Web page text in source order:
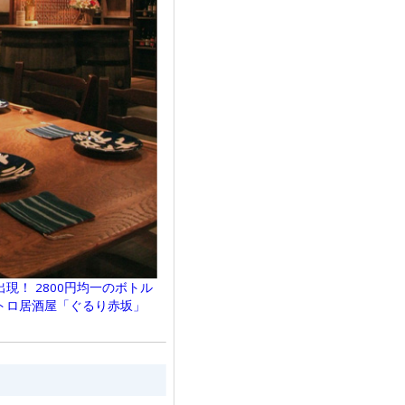
現！ 2800円均一のボトル
居酒屋「ぐるり赤坂」